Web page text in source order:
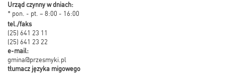
Urząd czynny w dniach:
* pon. - pt. – 8:00 - 16:00
tel./faks
(25) 641 23 11
(25) 641 23 22
e-mail:
gmina@przesmyki.pl
tłumacz języka migowego